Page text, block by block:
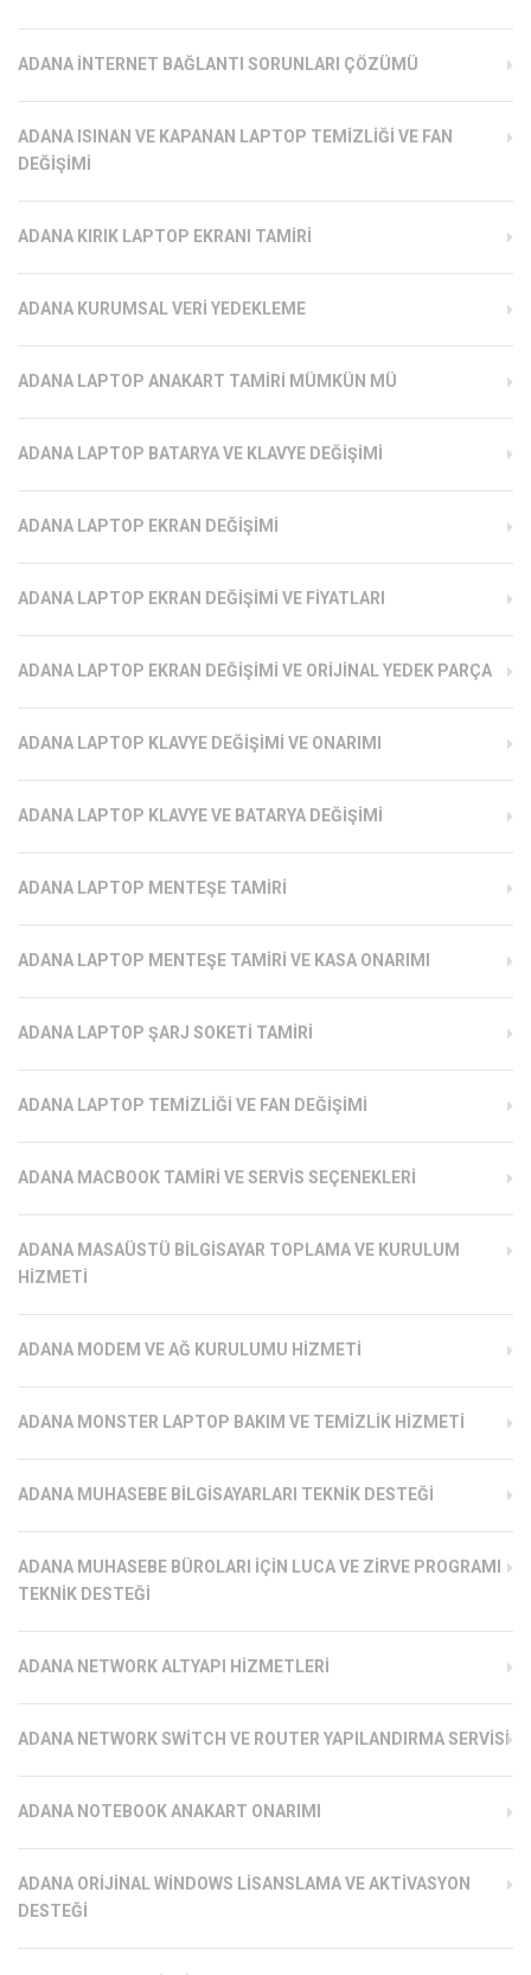
ADANA İNTERNET BAĞLANTI SORUNLARI ÇÖZÜMÜ
ADANA ISINAN VE KAPANAN LAPTOP TEMIZLIĞI VE FAN
DEĞIŞIMI
ADANA KIRIK LAPTOP EKRANI TAMIRI
ADANA KURUMSAL VERI YEDEKLEME
ADANA LAPTOP ANAKART TAMIRI MÜMKÜN MÜ
ADANA LAPTOP BATARYA VE KLAVYE DEĞIŞIMI
ADANA LAPTOP EKRAN DEĞIŞIMI
ADANA LAPTOP EKRAN DEĞIŞIMI VE FIYATLARI
ADANA LAPTOP EKRAN DEĞIŞIMI VE ORIJINAL YEDEK PARÇA
ADANA LAPTOP KLAVYE DEĞIŞIMI VE ONARIMI
ADANA LAPTOP KLAVYE VE BATARYA DEĞIŞIMI
ADANA LAPTOP MENTEŞE TAMIRI
ADANA LAPTOP MENTEŞE TAMIRI VE KASA ONARIMI
ADANA LAPTOP ŞARJ SOKETI TAMIRI
ADANA LAPTOP TEMIZLIĞI VE FAN DEĞIŞIMI
ADANA MACBOOK TAMIRI VE SERVIS SEÇENEKLERI
ADANA MASAÜSTÜ BILGISAYAR TOPLAMA VE KURULUM
HIZMETI
ADANA MODEM VE AĞ KURULUMU HIZMETI
ADANA MONSTER LAPTOP BAKIM VE TEMIZLIK HIZMETI
ADANA MUHASEBE BILGISAYARLARI TEKNIK DESTEĞI
ADANA MUHASEBE BÜROLARI İÇIN LUCA VE ZIRVE PROGRAMI
TEKNIK DESTEĞI
ADANA NETWORK ALTYAPI HIZMETLERI
ADANA NETWORK SWITCH VE ROUTER YAPILANDIRMA SERVISI
ADANA NOTEBOOK ANAKART ONARIMI
ADANA ORIJINAL WINDOWS LISANSLAMA VE AKTIVASYON
DESTEĞI